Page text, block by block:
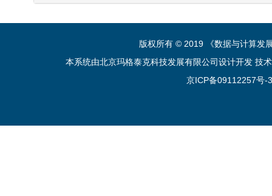
版权所有 © 2019 《数据与计算发
本系统由北京玛格泰克科技发展有限公司设计开发 技
京ICP备09112257号-